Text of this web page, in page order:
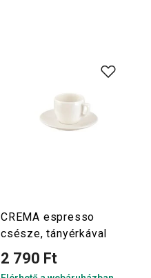
CREMA espresso
csésze, tányérkával
2 790 Ft